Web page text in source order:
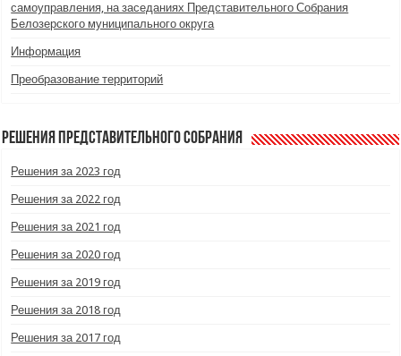
самоуправления, на заседаниях Представительного Собрания
Белозерского муниципального округа
Информация
Преобразование территорий
Решения Представительного Собрания
Решения за 2023 год
Решения за 2022 год
Решения за 2021 год
Решения за 2020 год
Решения за 2019 год
Решения за 2018 год
Решения за 2017 год